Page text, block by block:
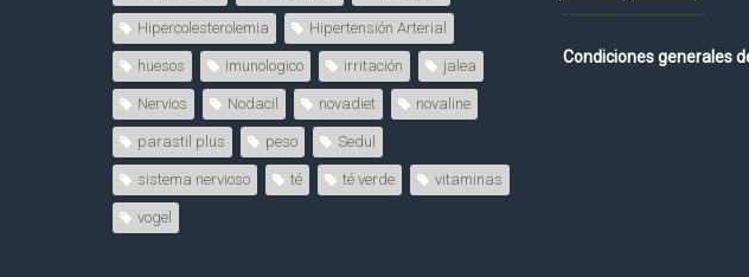
Hipercolesterolemia Hipertensión Arterial
huesos imunologico irritación jalea
Nervios Nodacil novadiet novaline
parastil plus peso Sedul
sistema nervioso té té verde vitaminas
vogel
Condiciones generales